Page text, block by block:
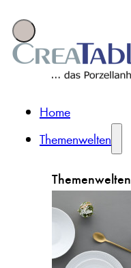
Home
Themenwelten
Themenwelten